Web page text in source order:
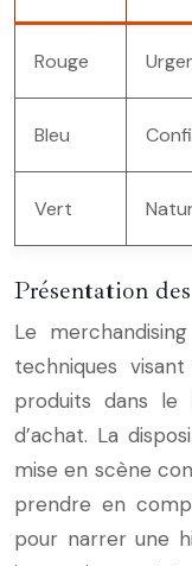
Rouge
Bleu
Vert
Présentation
Le
techniques
produits dans le
d’achat. La
mise en scène
prendre en
pour narrer une